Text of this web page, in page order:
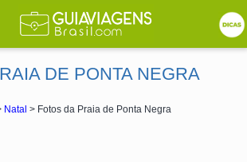
DE PONTA NEGRA
Natal > Fotos da Praia de Ponta Negra